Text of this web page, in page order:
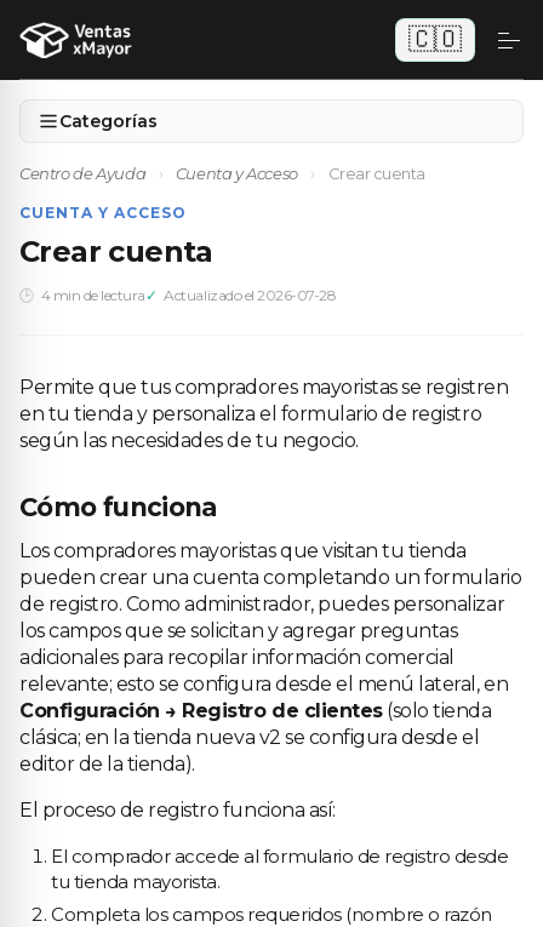
🇨🇴
Categorías
Centro de Ayuda › Cuenta y Acceso › Crear cuenta
CUENTA Y ACCESO
Crear cuenta
4 min de lectura Actualizado el 2026-07-28
Permite que tus compradores mayoristas se registren
en tu tienda y personaliza el formulario de registro
según las necesidades de tu negocio.
Cómo funciona
Los compradores mayoristas que visitan tu tienda
pueden crear una cuenta completando un formulario
de registro. Como administrador, puedes personalizar
los campos que se solicitan y agregar preguntas
adicionales para recopilar información comercial
relevante; esto se configura desde el menú lateral, en
Configuración → Registro de clientes(solo tienda
clásica; en la tienda nueva v2 se configura desde el
editor de la tienda).
El proceso de registro funciona así:
El comprador accede al formulario de registro desde
tu tienda mayorista.
Completa los campos requeridos (nombre o razón